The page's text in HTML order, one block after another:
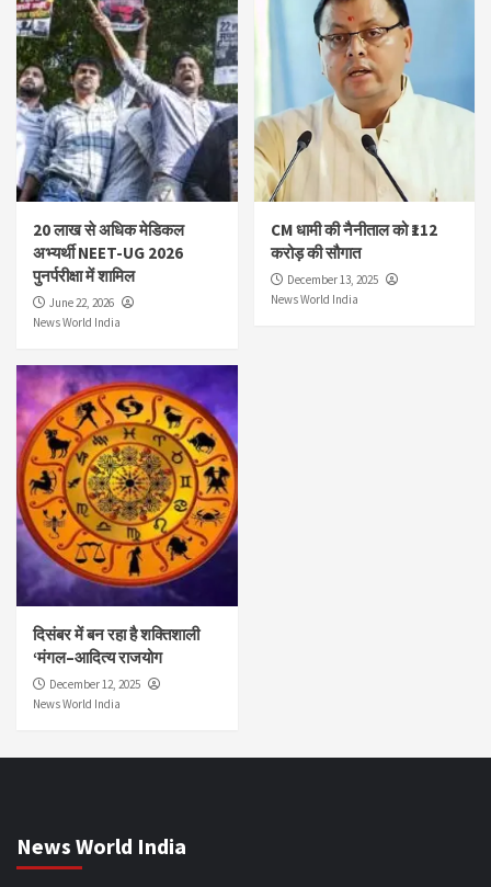
20 लाख से अधिक मेडिकल
अभ्यर्थी NEET-UG 2026
पुनर्परीक्षा में शामिल
June 22, 2026
News World India
CM धामी की नैनीताल को ₹112
करोड़ की सौगात
December 13, 2025
News World India
दिसंबर में बन रहा है शक्तिशाली
‘मंगल–आदित्य राजयोग
December 12, 2025
News World India
News World India